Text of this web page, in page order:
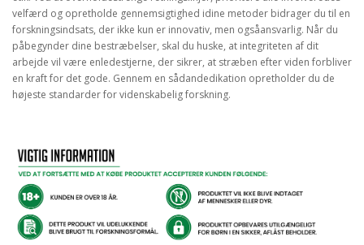
velfærd og opretholde gennemsigtighed idine metoder bidrager du til en
forskningsindsats, der ikke kun er innovativ, men ogsåansvarlig. Når du
påbegynder dine bestræbelser, skal du huske, at integriteten af dit
arbejde vil være enledestjerne, der sikrer, at stræben efter viden forbliver
en kraft for det gode. Gennem en sådandedikation opretholder du de
højeste standarder for videnskabelig forskning.